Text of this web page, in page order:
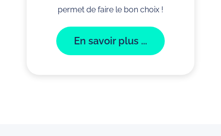
permet de faire le bon choix !
En savoir plus ...